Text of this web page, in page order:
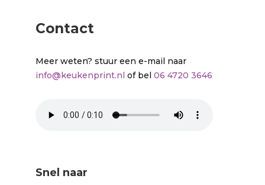
Contact
Meer weten? stuur een e-mail naar
info@keukenprint.nl of bel 06 4720 3646
Snel naar